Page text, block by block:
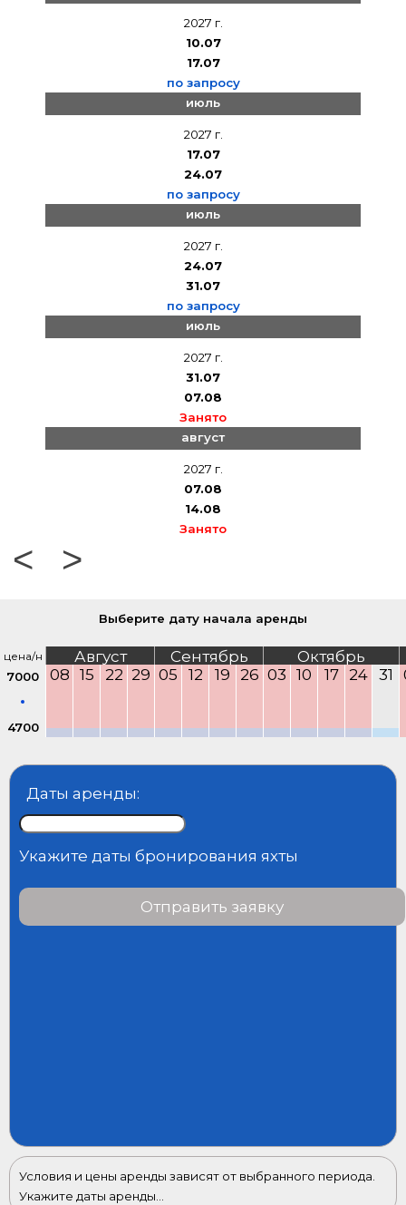
2027 г.
10.07
17.07
по запросу
июль
2027 г.
17.07
24.07
по запросу
июль
2027 г.
24.07
31.07
по запросу
июль
2027 г.
31.07
07.08
Занято
август
2027 г.
07.08
14.08
Занято
< >
Выберите дату начала аренды
цена/н
7000
4700
Август Сентябрь
Октябрь
08 15 22 29 05 12 19 26 03 10 17 24 31
Даты аренды:
Укажите даты бронирования яхты
Отправить заявку
Условия и цены аренды зависят от выбранного периода.
Укажите даты аренды...